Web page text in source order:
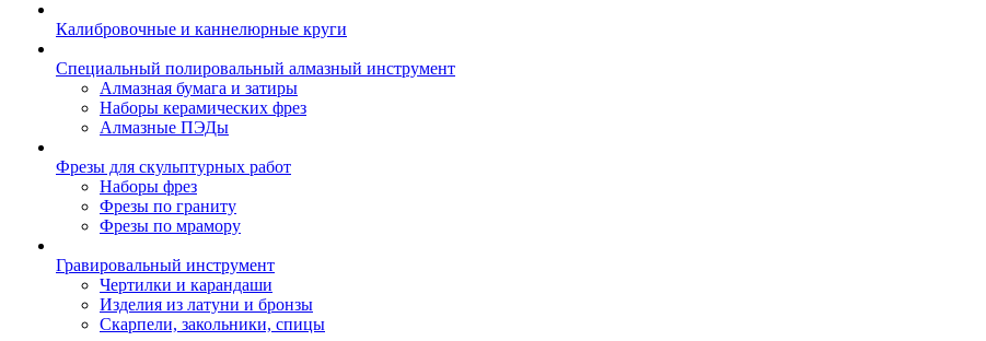
Калибровочные и каннелюрные круги
Специальный полировальный алмазный инструмент
Алмазная бумага и затиры
Наборы керамических фрез
Алмазные ПЭДы
Фрезы для скульптурных работ
Наборы фрез
Фрезы по граниту
Фрезы по мрамору
Гравировальный инструмент
Чертилки и карандаши
Изделия из латуни и бронзы
Скарпели, закольники, спицы